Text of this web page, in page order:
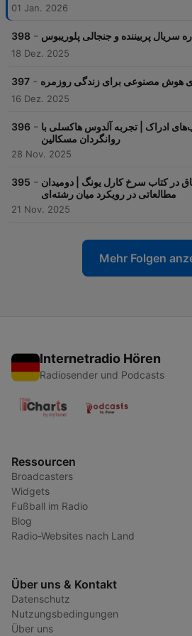
01 Jan. 2026
398 - سریال پربیننده و جنجالی پلوریبوس
18 Dez. 2025
397 - هوش مصنوعی برای زندگی روزمره
16 Dez. 2025
396 - ادراک | تجربه آلدوس هاکسلی با
روانگردان مسکالین
28 Nov. 2025
395 - در کتاب سرخ کارل یونگ | دومیدان
مطالعاتی در رویکرد میان رشته‌ای
21 Nov. 2025
Mehr Folgen
Internetradio Hören
Radiosender und Podcasts
Ressourcen
Broadcasters
Widgets
Fußball im Radio
Blog
Radio-Websites nach Land
Über uns & Kontakt
Datenschutz
Nutzungsbedingungen
Über uns